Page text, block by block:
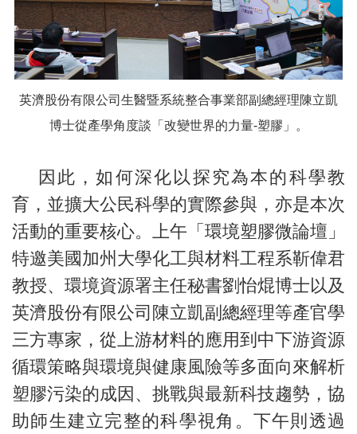
英濟股份有限公司生醫暨系統整合事業部副總經理陳立凱
博士從產學角度談「改變世界的力量-塑膠」。
因此，如何深化以探究為本的科學教
育，並擴大公民科學的實際參與，亦是本次
活動的重要核心。上午「環境塑膠微論壇」
特邀美國加州大學化工與材料工程系靳偉君
教授、環境資源署主任秘書劉怡焜博士以及
英濟股份有限公司陳立凱副總經理等產官學
三方專家，從上游材料的應用到中下游資源
循環策略與環境與健康風險等多面向來解析
塑膠污染的成因、挑戰與最新科技趨勢，協
助師生建立完整的科學視角。下午則透過